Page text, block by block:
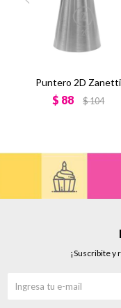
Puntero 2D Zanetti
$ 88 $104
¡Suscribite y